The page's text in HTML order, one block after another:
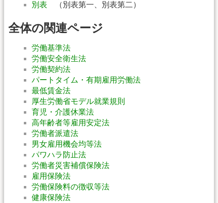
別表 （別表第一、別表第二）
全体の関連ページ
労働基準法
労働安全衛生法
労働契約法
パートタイム・有期雇用労働法
最低賃金法
厚生労働省モデル就業規則
育児・介護休業法
高年齢者等雇用安定法
労働者派遣法
男女雇用機会均等法
パワハラ防止法
労働者災害補償保険法
雇用保険法
労働保険料の徴収等法
健康保険法